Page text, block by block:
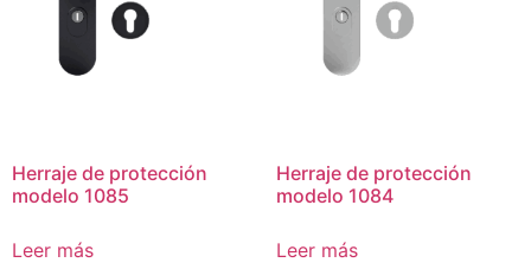
Herraje de protección
modelo 1085
Leer más
Herraje de protección
modelo 1084
Leer más